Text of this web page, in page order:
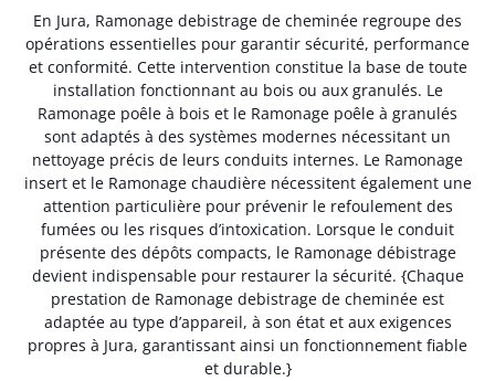
En Jura, Ramonage debistrage de cheminée regroupe des
opérations essentielles pour garantir sécurité, performance
et conformité. Cette intervention constitue la base de toute
installation fonctionnant au bois ou aux granulés. Le
Ramonage poêle à bois et le Ramonage poêle à granulés
sont adaptés à des systèmes modernes nécessitant un
nettoyage précis de leurs conduits internes. Le Ramonage
insert et le Ramonage chaudière nécessitent également une
attention particulière pour prévenir le refoulement des
fumées ou les risques d’intoxication. Lorsque le conduit
présente des dépôts compacts, le Ramonage débistrage
devient indispensable pour restaurer la sécurité. {Chaque
prestation de Ramonage debistrage de cheminée est
adaptée au type d’appareil, à son état et aux exigences
propres à Jura, garantissant ainsi un fonctionnement fiable
et durable.}